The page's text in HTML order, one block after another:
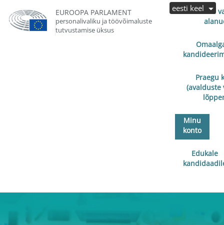
EUROOPA PARLAMENT
personalivaliku ja töövõimaluste
tutvustamise üksus
Avalduste
Praegu
(avalduste
Minu
konto
Edukale
eesti keel